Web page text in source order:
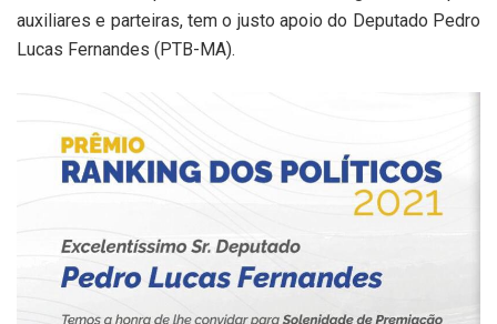
auxiliares e parteiras, tem o justo apoio do Deputado Pedro
Lucas Fernandes (PTB-MA).